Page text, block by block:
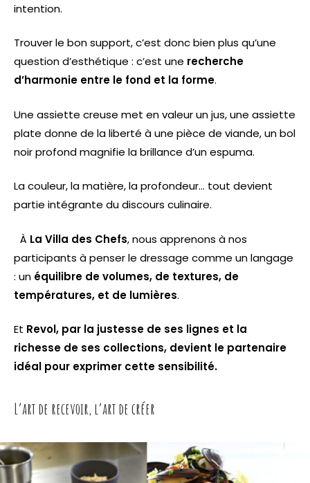
intention.
Trouver le bon support, c’est donc bien plus qu’une
question d’esthétique : c’est une recherche
d’harmonie entre le fond et la forme.
Une assiette creuse met en valeur un jus, une assiette
plate donne de la liberté à une pièce de viande, un bol
noir profond magnifie la brillance d’un espuma.
La couleur, la matière, la profondeur… tout devient
partie intégrante du discours culinaire.
À La Villa des Chefs, nous apprenons à nos
participants à penser le dressage comme un langage
: un équilibre de volumes, de textures, de
températures, et de lumières.
Et Revol, par la justesse de ses lignes et la
richesse de ses collections, devient le partenaire
idéal pour exprimer cette sensibilité.
L’art de recevoir, l’art de créer